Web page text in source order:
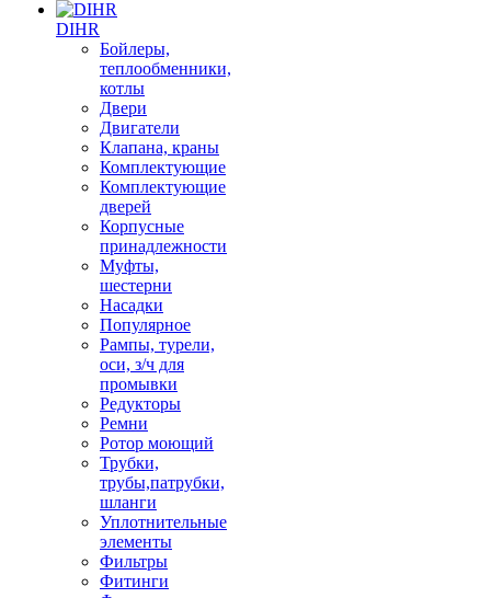
DIHR
Бойлеры,
теплообменники,
котлы
Двери
Двигатели
Клапана, краны
Комплектующие
Комплектующие
дверей
Корпусные
принадлежности
Муфты,
шестерни
Насадки
Популярное
Рампы, турели,
оси, з/ч для
промывки
Редукторы
Ремни
Ротор моющий
Трубки,
трубы,патрубки,
шланги
Уплотнительные
элементы
Фильтры
Фитинги